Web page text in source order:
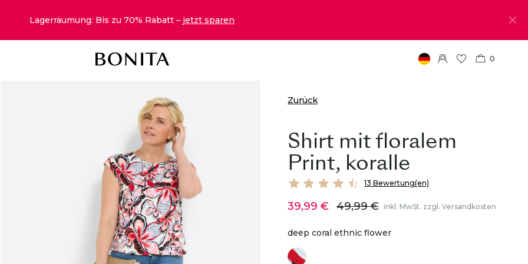
Lagerräumung: Bis zu 70% Rabatt – jetzt sparen
0
Zurück
Shirt mit floralem
Print, koralle
13 Bewertung(en)
39,99 € 49,99 € inkl. MwSt. zzgl. Versandkosten
deep coral ethnic flower